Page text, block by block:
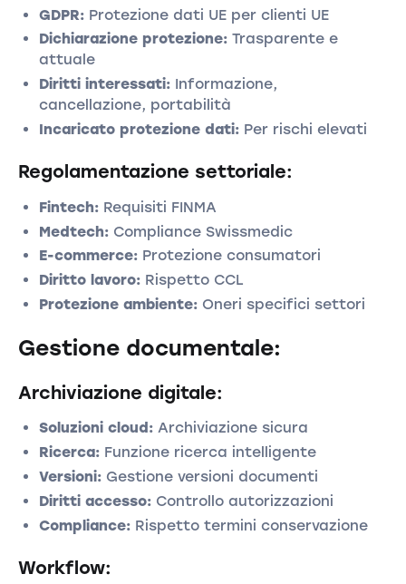
GDPR: Protezione dati UE per clienti UE
Dichiarazione protezione: Trasparente e
attuale
Diritti interessati: Informazione,
cancellazione, portabilità
Incaricato protezione dati: Per rischi elevati
Regolamentazione settoriale:
Fintech: Requisiti FINMA
Medtech: Compliance Swissmedic
E-commerce: Protezione consumatori
Diritto lavoro: Rispetto CCL
Protezione ambiente: Oneri specifici settori
Gestione documentale:
Archiviazione digitale:
Soluzioni cloud: Archiviazione sicura
Ricerca: Funzione ricerca intelligente
Versioni: Gestione versioni documenti
Diritti accesso: Controllo autorizzazioni
Compliance: Rispetto termini conservazione
Workflow: